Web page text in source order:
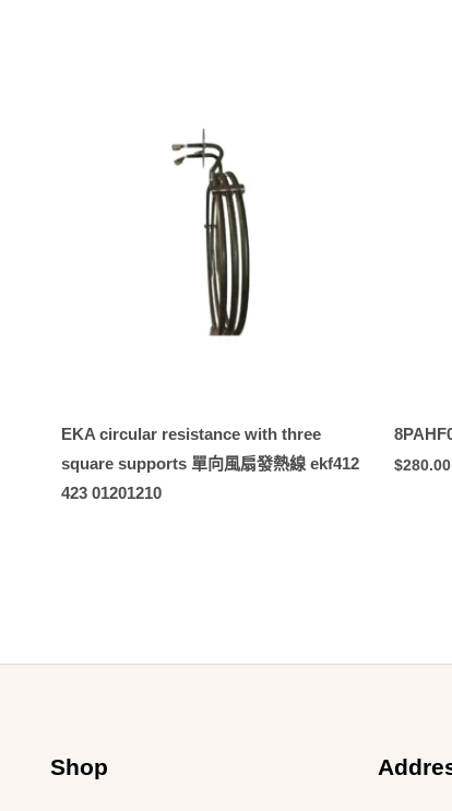
EKA circular resistance with three
square supports 單向風扇發熱線 ekf412
423 01201210
$280.00
Shop